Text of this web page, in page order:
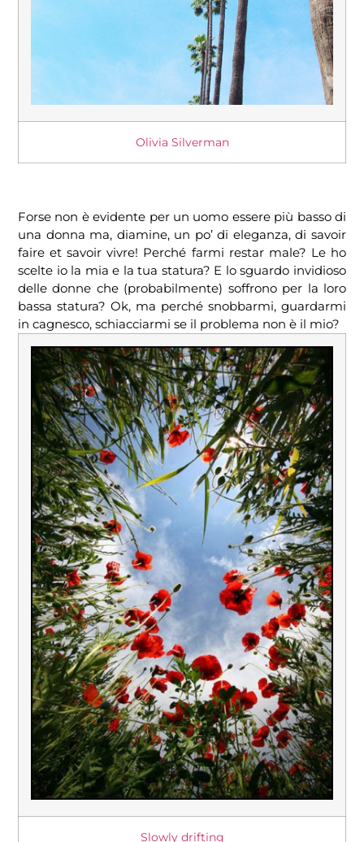
Olivia Silverman
Forse non è evidente per un uomo essere più basso di
una donna ma, diamine, un po’ di eleganza, di savoir
faire et savoir vivre! Perché farmi restar male? Le ho
scelte io la mia e la tua statura? E lo sguardo invidioso
delle donne che (probabilmente) soffrono per la loro
bassa statura? Ok, ma perché snobbarmi, guardarmi
in cagnesco, schiacciarmi se il problema non è il mio?
Slowly drifting